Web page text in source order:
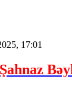
17:01